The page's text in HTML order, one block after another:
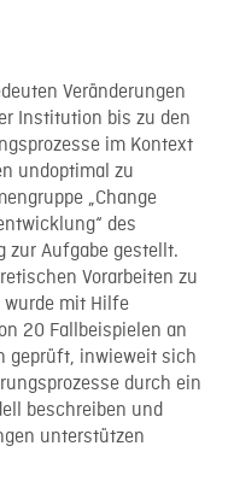
Veränderungen
Institution bis zu den
im Kontext
undoptimal zu
„Change
des
Aufgabe gestellt.
Vorarbeiten zu
wurde mit Hilfe
20 Fallbeispielen an
geprüft, inwieweit sich
durch ein
beschreiben und
unterstützen